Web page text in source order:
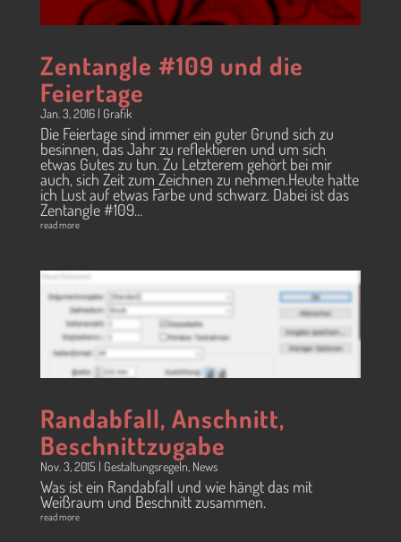
Zentangle #109 und die
Feiertage
Jan. 3, 2016| Grafik
Die Feiertage sind immer ein guter Grund sich zu
besinnen, das Jahr zu reflektieren und um sich
etwas Gutes zu tun. Zu Letzterem gehört bei mir
auch, sich Zeit zum Zeichnen zu nehmen.Heute hatte
ich Lust auf etwas Farbe und schwarz. Dabei ist das
Zentangle #109...
read more
Randabfall, Anschnitt,
Beschnittzugabe
Nov. 3, 2015| Gestaltungsregeln News
Was ist ein Randabfall und wie hängt das mit
Weißraum und Beschnitt zusammen.
read more